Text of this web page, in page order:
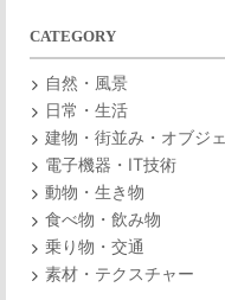
CATEGORY
自然・風景
日常・生活
建物・街並み・オブジェ
電子機器・IT技術
動物・生き物
食べ物・飲み物
乗り物・交通
素材・テクスチャー